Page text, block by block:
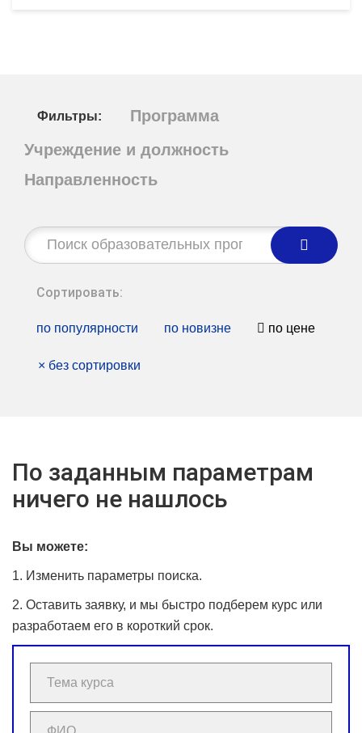
Фильтры:
Программа
Учреждение и должность
Направленность
Строка
поиска:
Сортировать:
по популярности по новизне по цене
× без сортировки
По заданным параметрам
ничего не нашлось
Вы можете:
1. Изменить параметры поиска.
2. Оставить заявку, и мы быстро подберем курс или
разработаем его в короткий срок.